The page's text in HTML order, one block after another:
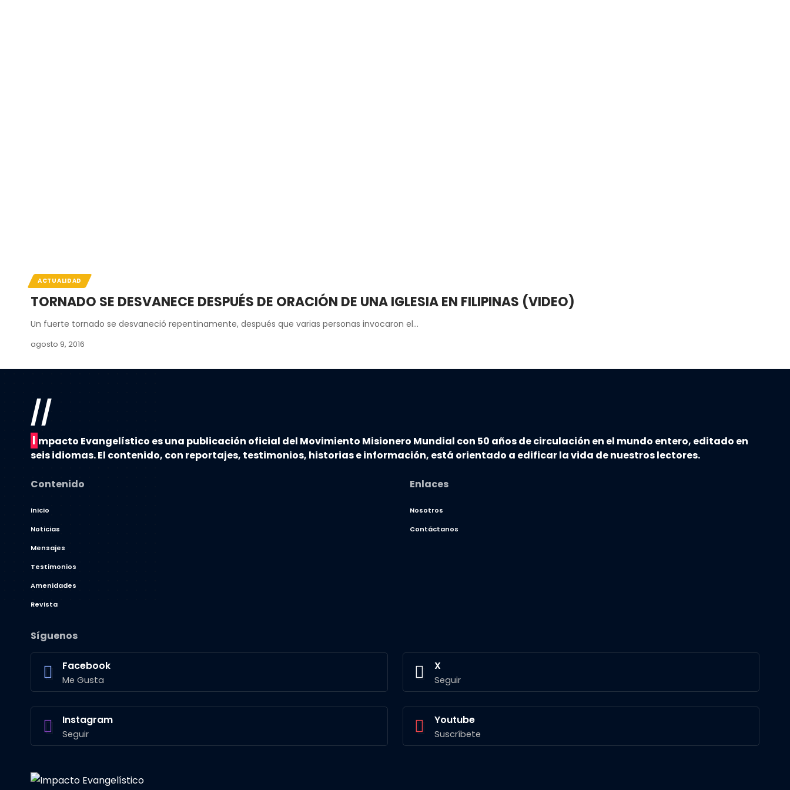
ACTUALIDAD
TORNADO SE DESVANECE DESPUÉS DE ORACIÓN DE UNA IGLESIA EN FILIPINAS (VIDEO)
Un fuerte tornado se desvaneció repentinamente, después que varias personas invocaron el…
agosto 9, 2016
//
I mpacto Evangelístico es una publicación oficial del Movimiento Misionero Mundial con 50 años de circulación en el mundo entero, editado en
seis idiomas. El contenido, con reportajes, testimonios, historias e información, está orientado a edificar la vida de nuestros lectores.
Contenido
Inicio
Noticias
Mensajes
Testimonios
Amenidades
Revista
Enlaces
Nosotros
Contáctanos
Síguenos
Facebook
Me Gusta
X
Seguir
Instagram
Seguir
Youtube
Suscríbete